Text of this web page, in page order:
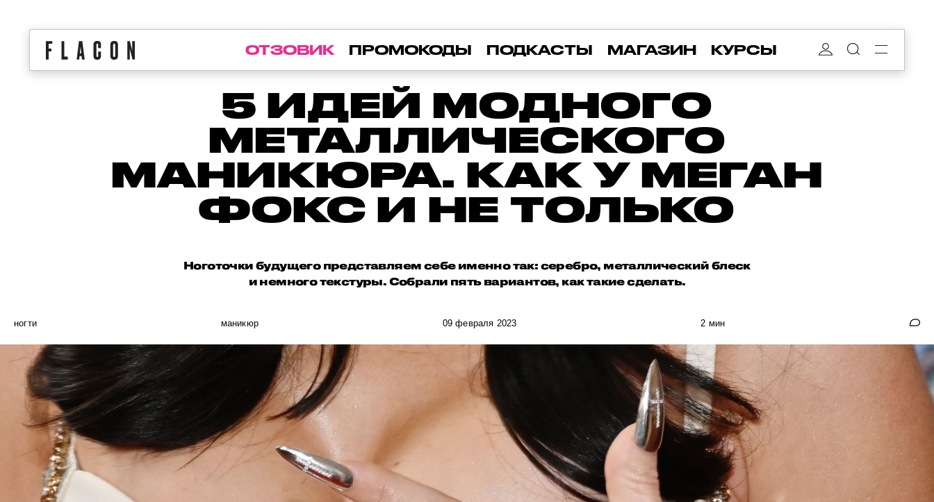
ОТЗОВИК ПРОМОКОДЫ ПОДКАСТЫ МАГАЗИН КУРСЫ
5 ИДЕЙ МОДНОГО
МЕТАЛЛИЧЕСКОГО
МАНИКЮРА. КАК У МЕГАН
ФОКС И НЕ ТОЛЬКО
Ноготочки будущего представляем себе именно так: серебро, металлический блеск
и немного текстуры. Собрали пять вариантов, как такие сделать.
ногти маникюр 09 февраля 2023 2 мин